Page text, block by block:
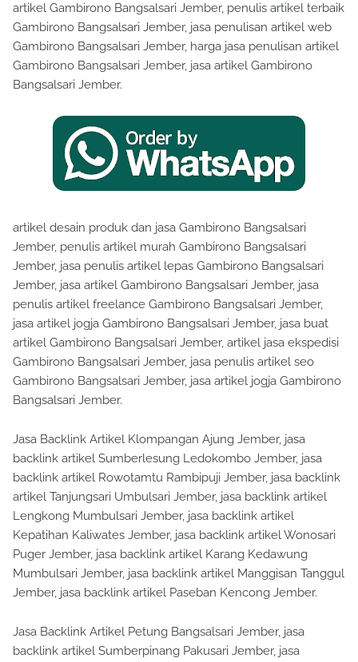
artikel Gambirono Bangsalsari Jember, penulis artikel terbaik
Gambirono Bangsalsari Jember, jasa penulisan artikel web
Gambirono Bangsalsari Jember, harga jasa penulisan artikel
Gambirono Bangsalsari Jember, jasa artikel Gambirono
Bangsalsari Jember.
artikel desain produk dan jasa Gambirono Bangsalsari
Jember, penulis artikel murah Gambirono Bangsalsari
Jember, jasa penulis artikel lepas Gambirono Bangsalsari
Jember, jasa artikel Gambirono Bangsalsari Jember, jasa
penulis artikel freelance Gambirono Bangsalsari Jember,
jasa artikel jogja Gambirono Bangsalsari Jember, jasa buat
artikel Gambirono Bangsalsari Jember, artikel jasa ekspedisi
Gambirono Bangsalsari Jember, jasa penulis artikel seo
Gambirono Bangsalsari Jember, jasa artikel jogja Gambirono
Bangsalsari Jember.
Jasa Backlink Artikel Klompangan Ajung Jember, jasa
backlink artikel Sumberlesung Ledokombo Jember, jasa
backlink artikel Rowotamtu Rambipuji Jember, jasa backlink
artikel Tanjungsari Umbulsari Jember, jasa backlink artikel
Lengkong Mumbulsari Jember, jasa backlink artikel
Kepatihan Kaliwates Jember, jasa backlink artikel Wonosari
Puger Jember, jasa backlink artikel Karang Kedawung
Mumbulsari Jember, jasa backlink artikel Manggisan Tanggul
Jember, jasa backlink artikel Paseban Kencong Jember.
Jasa Backlink Artikel Petung Bangsalsari Jember, jasa
backlink artikel Sumberpinang Pakusari Jember, jasa